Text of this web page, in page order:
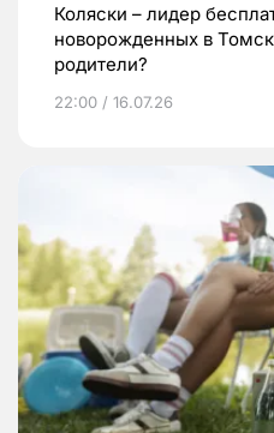
Коляски – лидер
новорожденных в
родители?
22:00 / 16.07.26